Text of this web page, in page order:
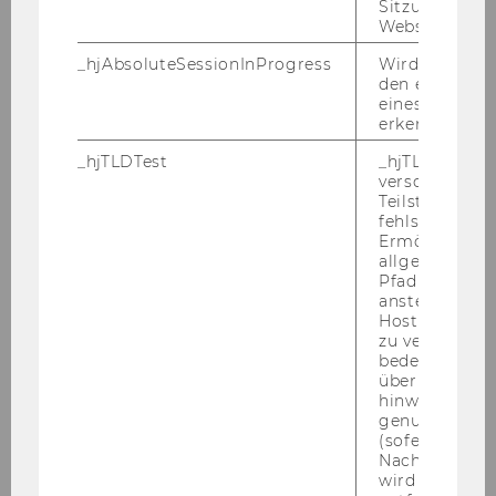
- Unterstützung von Studierenden in
betreuungsintensiven Lehrveranstaltungen
spezifischer lehr- und lernrelevanter Vorhaben
Spezialisierung an einer der SBWLs des
Das monatliche Entgelt beträgt 300,24 Euro
Sitzungslimit
Website
_hjAbsoluteSessionInProgress
Wird
den ersten
eines
erkennen.
_hjTLDTest
_hjTLDTest-
verschiedene
Teilstrings,
fehlschlägt.
Ermöglicht,
Pfad zu
anstelle des
Hostnamens
zu
bedeutet,
über
hinweg
genutzt
(sofern
Nach dieser
wird das